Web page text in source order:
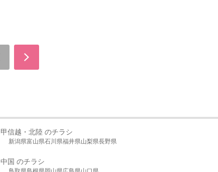
甲信越・北陸 のチラシ
新潟県富山県石川県福井県山梨県長野県
中国 のチラシ